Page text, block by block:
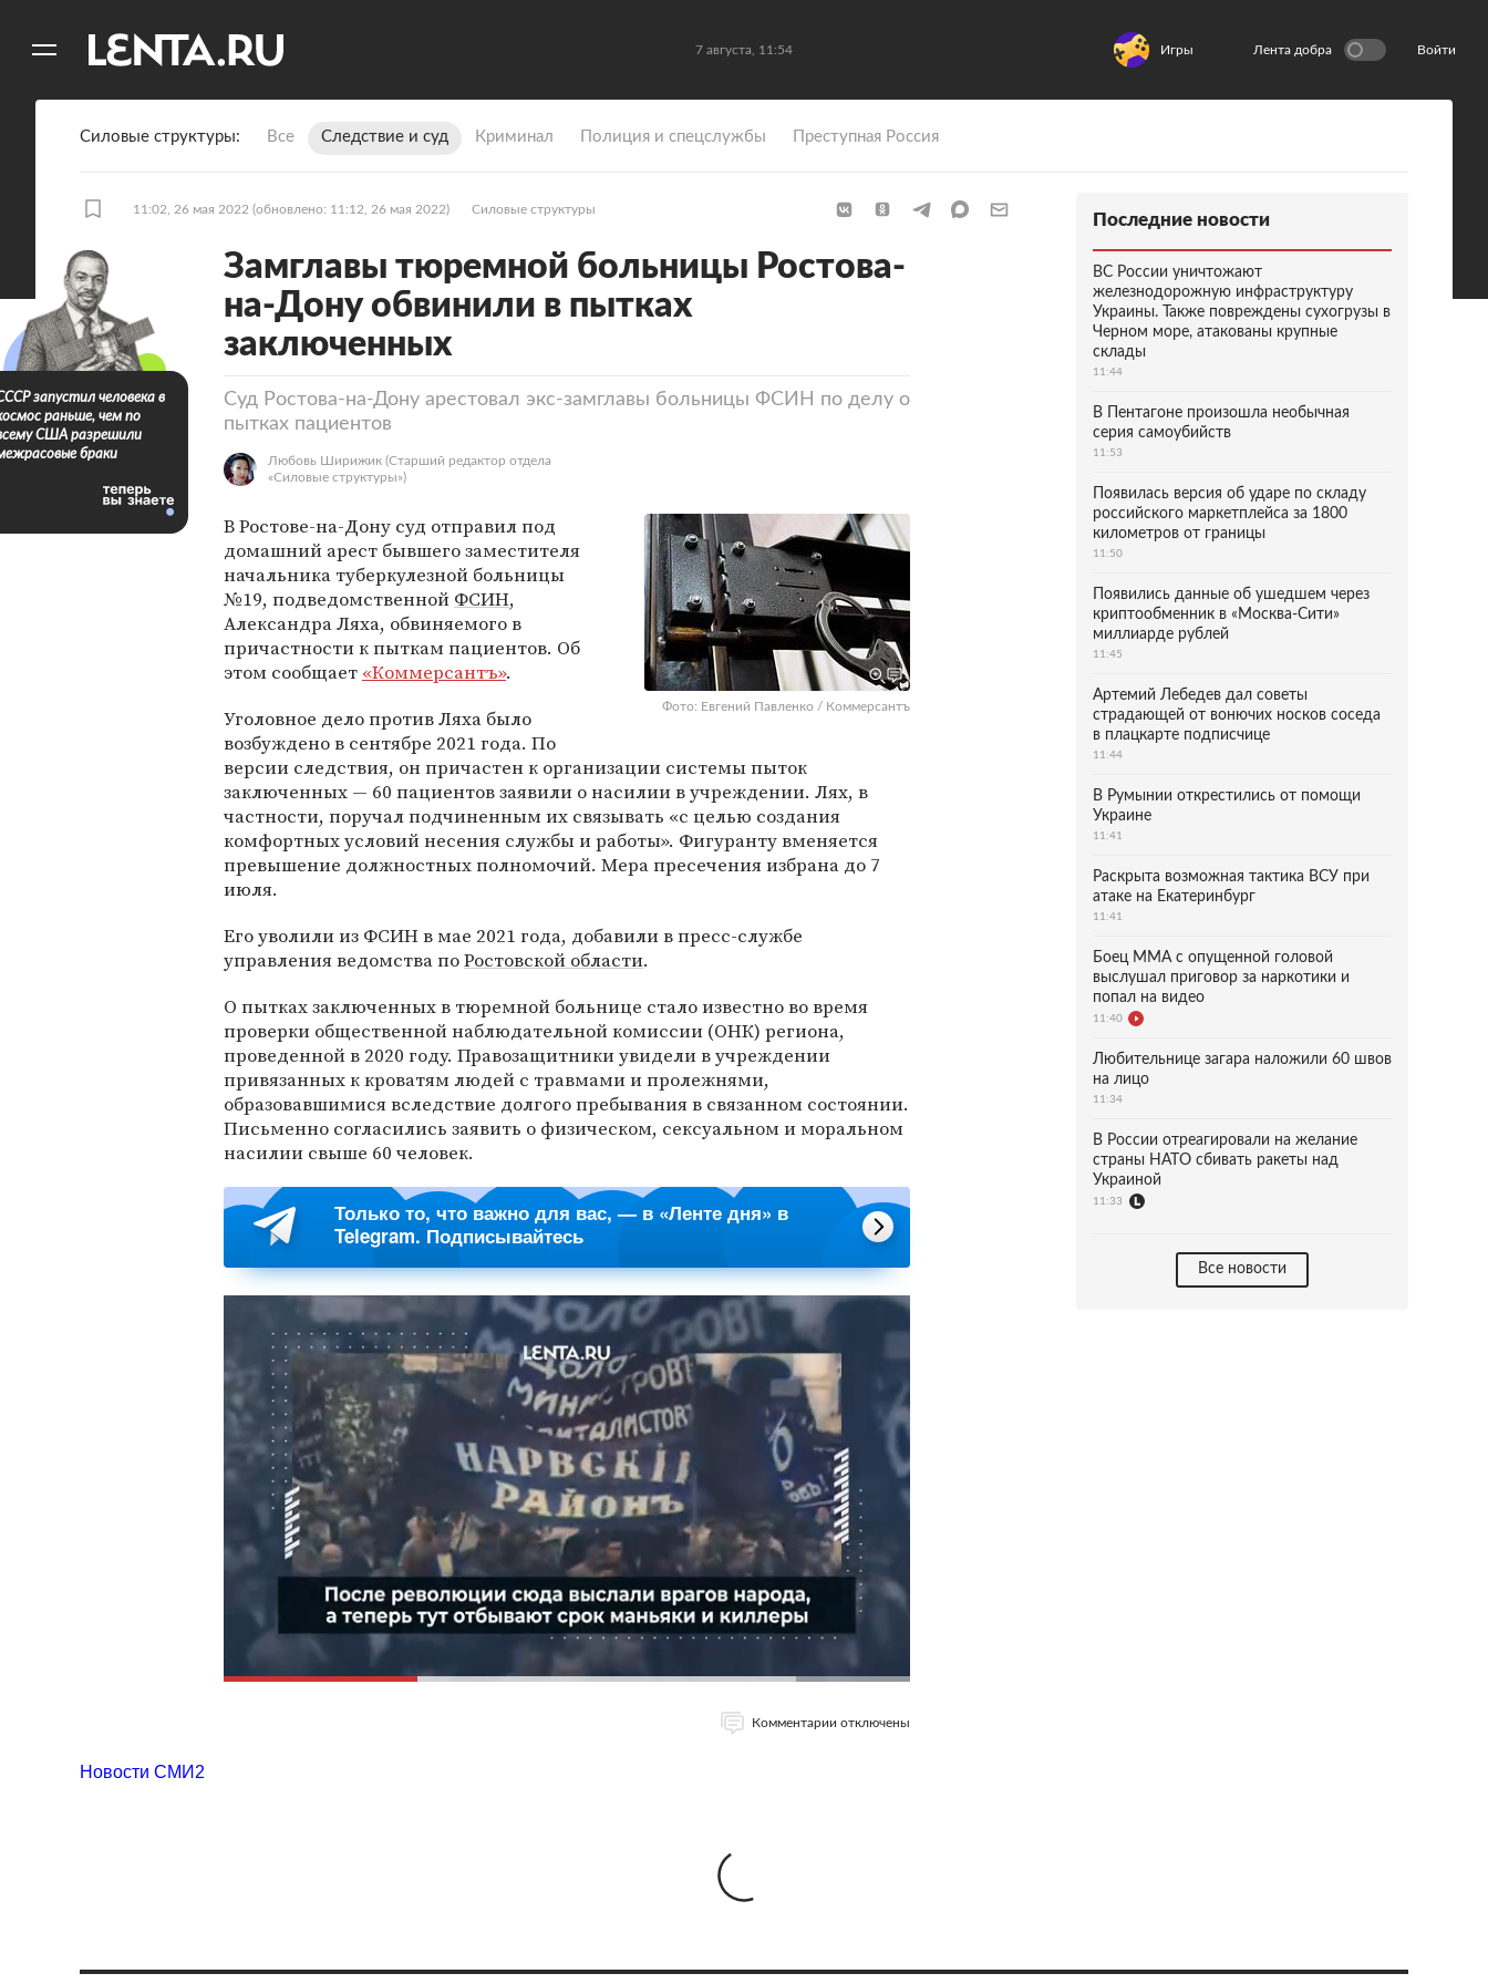
7 августа, 11:54 Игры Лента добра Войти
Силовые структуры Все Следствие и суд Криминал Полиция и спецслужбы Преступная Россия
11:02, 26 мая 2022 (обновлено: 11:12, 26 мая 2022) Силовые структуры
Замглавы тюремной больницы Ростова-
на-Дону обвинили в пытках
заключенных
Суд Ростова-на-Дону арестовал экс-замглавы больницы ФСИН по делу о
пытках пациентов
Любовь Ширижик (Старший редактор отдела
«Силовые структуры»)
Фото: Евгений Павленко / Коммерсантъ
В Ростове-на-Дону суд отправил под
домашний арест бывшего заместителя
начальника туберкулезной больницы
№19, подведомственной ФСИН,
Александра Ляха, обвиняемого в
причастности к пыткам пациентов. Об
этом сообщает «Коммерсантъ».
Уголовное дело против Ляха было
возбуждено в сентябре 2021 года. По
версии следствия, он причастен к организации системы пыток
заключенных — 60 пациентов заявили о насилии в учреждении. Лях, в
частности, поручал подчиненным их связывать «с целью создания
комфортных условий несения службы и работы». Фигуранту вменяется
превышение должностных полномочий. Мера пресечения избрана до 7
июля.
Его уволили из ФСИН в мае 2021 года, добавили в пресс-службе
управления ведомства поРостовской области.
О пытках заключенных в тюремной больнице стало известно во время
проверки общественной наблюдательной комиссии (ОНК) региона,
проведенной в 2020 году. Правозащитники увидели в учреждении
привязанных к кроватям людей с травмами и пролежнями,
образовавшимися вследствие долгого пребывания в связанном состоянии.
Письменно согласились заявить о физическом, сексуальном и моральном
насилии свыше 60 человек.
Только то, что важно для вас, — в «Ленте дня» в
Telegram. Подписывайтесь
Комментарии отключены
запустил человека в
раньше, чем по
США разрешили
браки
Последние новости
ВС России уничтожают
железнодорожную инфраструктуру
Украины. Также повреждены сухогрузы в
Черном море, атакованы крупные
склады
11:44
В Пентагоне произошла необычная
серия самоубийств
11:53
Появилась версия об ударе по складу
российского маркетплейса за 1800
километров от границы
11:50
Появились данные об ушедшем через
криптообменник в «Москва-Сити»
миллиарде рублей
11:45
Артемий Лебедев дал советы
страдающей от вонючих носков соседа
в плацкарте подписчице
11:44
В Румынии открестились от помощи
Украине
11:41
Раскрыта возможная тактика ВСУ при
атаке на Екатеринбург
11:41
Боец ММА с опущенной головой
выслушал приговор за наркотики и
попал на видео
11:40
Любительнице загара наложили 60 швов
на лицо
11:34
В России отреагировали на желание
страны НАТО сбивать ракеты над
Украиной
11:33
Все новости
Новости СМИ2